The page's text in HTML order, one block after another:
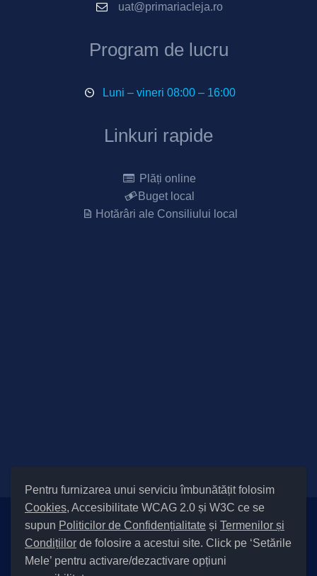
Pentru furnizarea unui serviciu îmbunătățit folosim
Cookies, Accesibilitate WCAG 2.0 și W3C ce se
supun Politicilor de Confidențialitate și Termenilor și
Condițiilor de folosire a acestui site. Click pe ‘Setările
Mele’ pentru activare/dezactivare opțiuni
uat@primariacleja.ro
Program de lucru
Luni – vineri 08:00 – 16:00
Linkuri rapide
Plăți online
Buget local
Hotărâri ale Consiliului local
Setări Cookies și Accesibilitate
Informare cu privire la prelucrarea datelor|Politică de utilizare
| Termeni și condiții de utilizare a site-ului